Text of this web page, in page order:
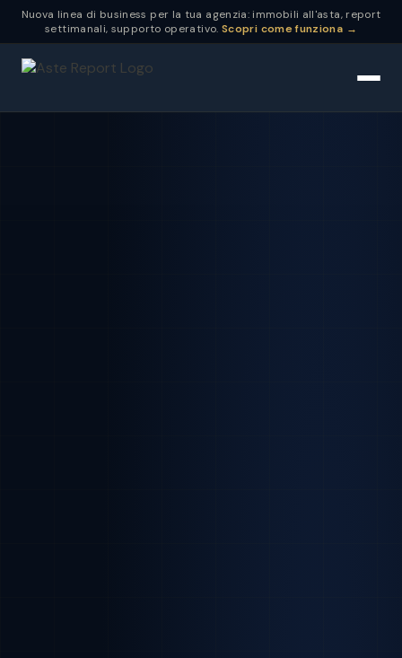
Nuova linea di business per la tua agenzia: immobili all'asta, report
settimanali, supporto operativo. Scopri come funziona →